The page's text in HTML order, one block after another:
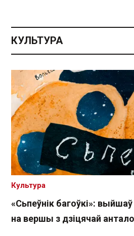
КУЛЬТУРА
«Сьпеўнік багоўкі»:
на вершы з дзіцячай
Культура